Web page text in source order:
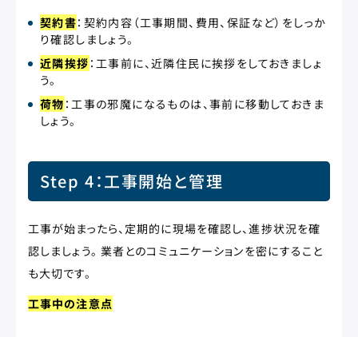
契約書：契約内容（工事期間、費用、保証など）をしっか
り確認しましょう。
近隣挨拶 ：工事前に、近隣住民に挨拶をしておきましょ
う。
荷物 ：工事の邪魔になるものは、事前に移動しておきま
しょう。
Step 4：工事開始と管理
工事が始まったら、定期的に現場を確認し、進捗状況を確
認しましょう。 業者とのコミュニケーションを密にすること
も大切です。
工事中の注意点